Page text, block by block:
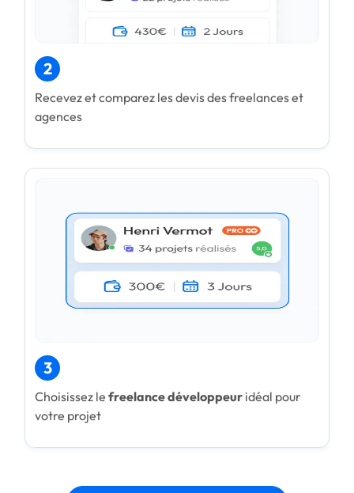
2
Recevez et comparez les devis des freelances et
agences
3
Choisissez le freelance développeur idéal pour
votre projet